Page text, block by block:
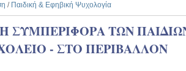
/ Παιδική & Εφηβική Ψυχολογία
ΣΥΜΠΕΡΙΦΟΡΑ ΤΩΝ
- ΣΤΟ ΠΕΡΙΒΑΛΛΟΝ